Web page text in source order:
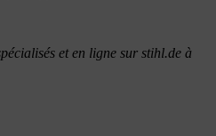
et en ligne sur stihl.de à